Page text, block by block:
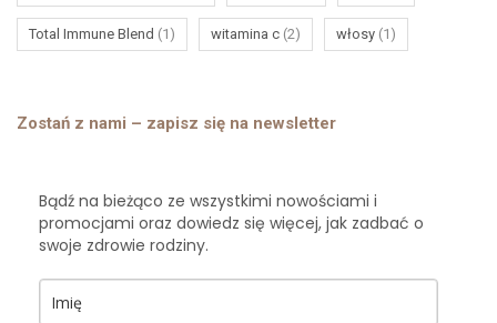
Total Immune Blend (1) witamina c (2) włosy (1)
Zostań z nami – zapisz się na newsletter
Bądź na bieżąco ze wszystkimi nowościami i
promocjami oraz dowiedz się więcej, jak zadbać o
swoje zdrowie rodziny.